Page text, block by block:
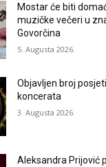
Mostar će biti
muzičke večeri u
Govorčina
5. Augusta 2026.
Objavljen broj
koncerata
3. Augusta 2026.
Aleksandra Prijović